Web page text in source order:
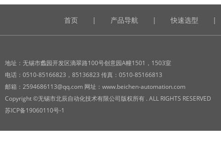
首页 | 产品导航 | 快速选型 |
地址：无锡市蠡园开发区滴翠路100号创意园A幢1501，1503室
电话：0510-85166823，85136823 传真：0510-85166813
邮箱：2594686113@qq.com 网址：www.beichen-automation.com
Copyright ©无锡市北辰自动化技术有限公司版权所有 . ALL RIGHTS RESERVED
苏ICP备19060110号-1